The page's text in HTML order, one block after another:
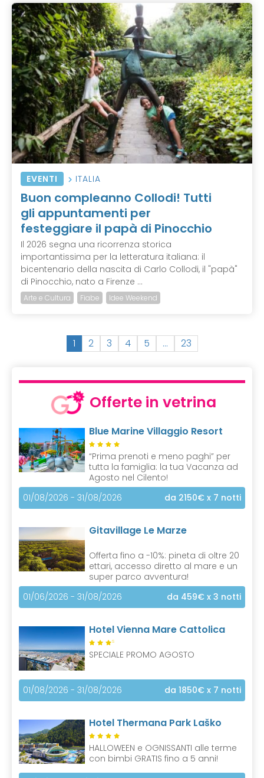
EVENTI ITALIA
Buon compleanno Collodi! Tutti
gli appuntamenti per
festeggiare il papà di Pinocchio
Il 2026 segna una ricorrenza storica
importantissima per la letteratura italiana: il
bicentenario della nascita di Carlo Collodi, il "papà"
di Pinocchio, nato a Firenze ...
Arte e Cultura Fiabe Idee Weekend
1(
c
r
r
e
t
)
2 3 4 5 … 23
Offerte in vetrina
Blue Marine Villaggio Resort
“Prima prenoti e meno paghi” per
tutta la famiglia: la tua Vacanza ad
Agosto nel Cilento!
01/08/2026 - 31/08/2026
da 2150€ x 7 notti
Gitavillage Le Marze
Offerta fino a -10%: pineta di oltre 20
ettari, accesso diretto al mare e un
super parco avventura!
01/06/2026 - 31/08/2026
da 459€ x 3 notti
Hotel Vienna Mare Cattolica
S
SPECIALE PROMO AGOSTO
01/08/2026 - 31/08/2026 da 1850€ x 7 notti
Hotel Thermana Park Laško
HALLOWEEN e OGNISSANTI alle terme
con bimbi GRATIS fino a 5 anni!